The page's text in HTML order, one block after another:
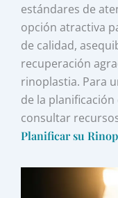
estándares de
opción atractiva
de calidad,
recuperación
rinoplastia. Para
de la
consultar
Planificar su